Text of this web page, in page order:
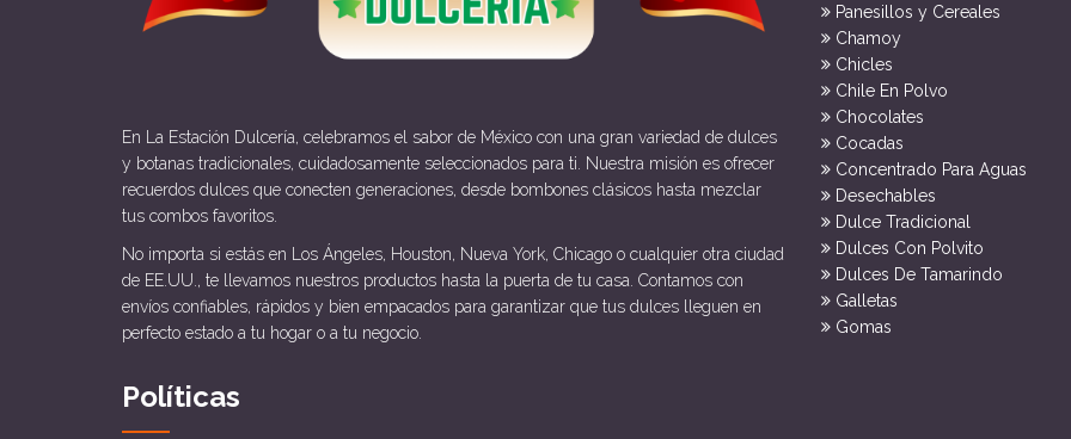
En La Estación Dulcería, celebramos el sabor de México con una gran variedad de dulces
y botanas tradicionales, cuidadosamente seleccionados para ti. Nuestra misión es ofrecer
recuerdos dulces que conecten generaciones, desde bombones clásicos hasta mezclar
tus combos favoritos.
No importa si estás en Los Ángeles, Houston, Nueva York, Chicago o cualquier otra ciudad
de EE.UU., te llevamos nuestros productos hasta la puerta de tu casa. Contamos con
envíos confiables, rápidos y bien empacados para garantizar que tus dulces lleguen en
perfecto estado a tu hogar o a tu negocio.
Políticas
Panesillos y Cereales
Chamoy
Chicles
Chile En Polvo
Chocolates
Cocadas
Concentrado Para Aguas
Desechables
Dulce Tradicional
Dulces Con Polvito
Dulces De Tamarindo
Galletas
Gomas